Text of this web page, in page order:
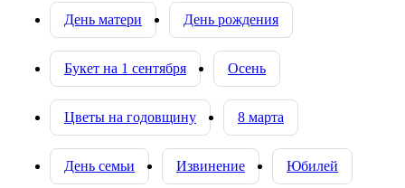
День матери День рождения
Букет на 1 сентября Осень
Цветы на годовщину 8 марта
День семьи Извинение Юбилей